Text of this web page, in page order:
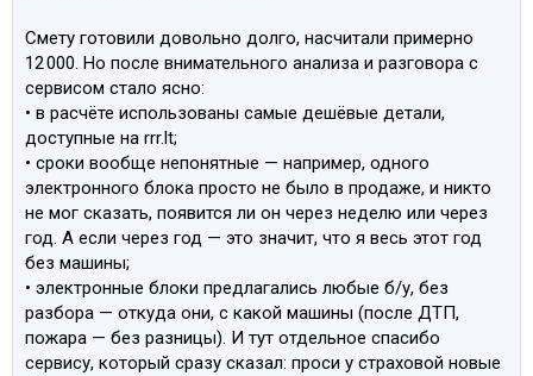
Смету готовили довольно долго, насчитали примерно
12 000. Но после внимательного анализа и разговора с
сервисом стало ясно:
• в расчёте использованы самые дешёвые детали,
доступные на rrr.lt;
• сроки вообще непонятные — например, одного
электронного блока просто не было в продаже, и никто
не мог сказать, появится ли он через неделю или через
год. А если через год — это значит, что я весь этот год
без машины;
• электронные блоки предлагались любые б/у, без
разбора — откуда они, с какой машины (после ДТП,
пожара — без разницы). И тут отдельное спасибо
сервису, который сразу сказал: проси у страховой новые